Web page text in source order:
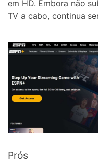
em HD. Embora não
TV a cabo, continua
Prós